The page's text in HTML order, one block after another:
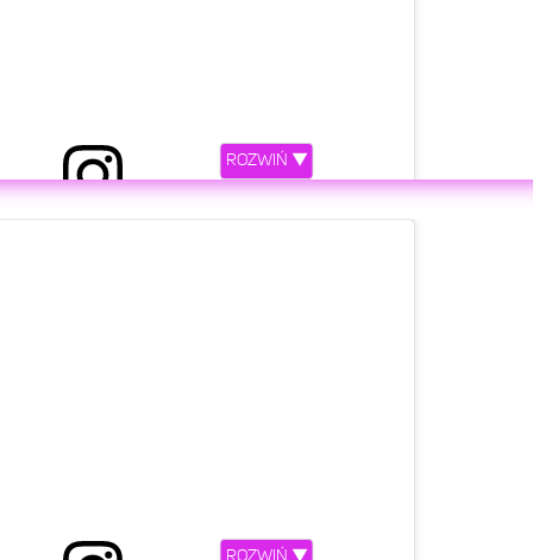
Sprawdźcie godziny koncertów wszystkich
ROZWIŃ ▼
ROZWIŃ ▼